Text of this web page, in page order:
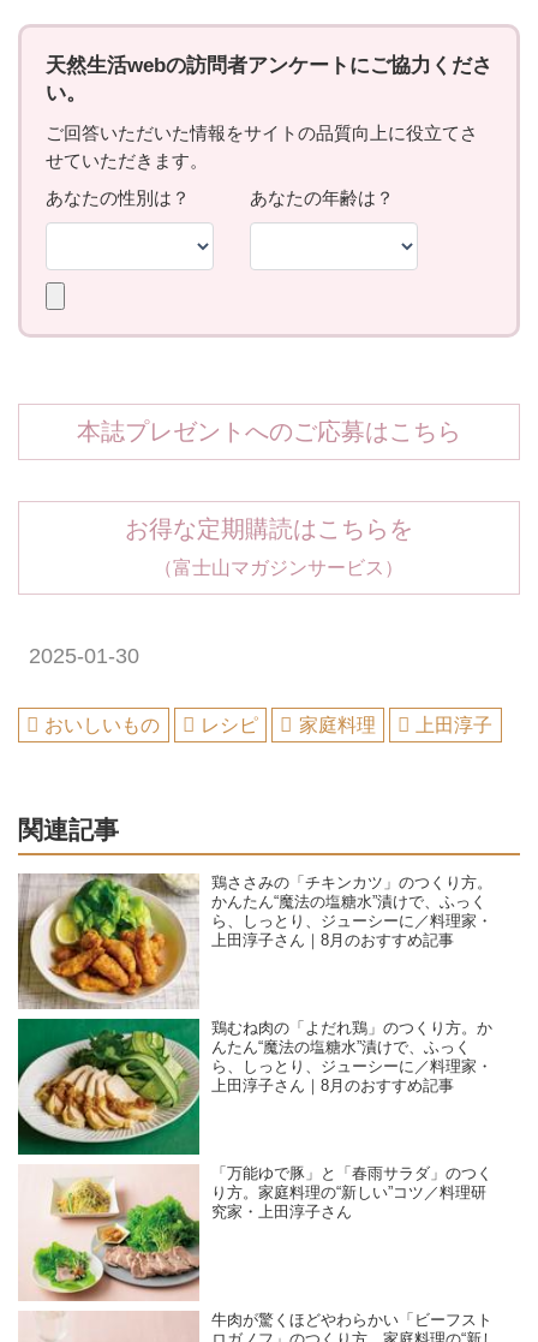
本誌プレゼントへのご応募はこちら
お得な定期購読はこちらを
（富士山マガジンサービス）
2025-01-30
おいしいもの レシピ 家庭料理 上田淳子
関連記事
鶏ささみの「チキンカツ」のつくり方。
かんたん“魔法の塩糖水”漬けで、ふっく
ら、しっとり、ジューシーに／料理家・
上田淳子さん｜8月のおすすめ記事
鶏むね肉の「よだれ鶏」のつくり方。か
んたん“魔法の塩糖水”漬けで、ふっく
ら、しっとり、ジューシーに／料理家・
上田淳子さん｜8月のおすすめ記事
「万能ゆで豚」と「春雨サラダ」のつく
り方。家庭料理の“新しい”コツ／料理研
究家・上田淳子さん
牛肉が驚くほどやわらかい「ビーフスト